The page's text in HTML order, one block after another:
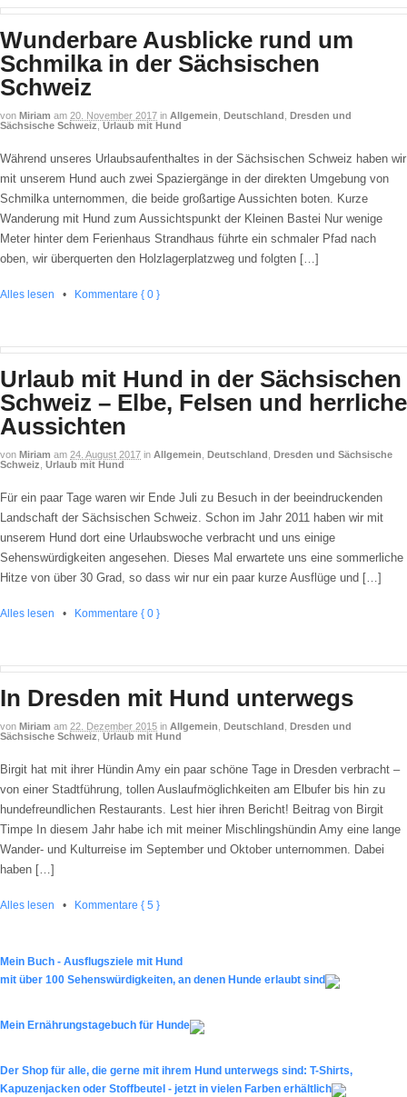
Wunderbare Ausblicke rund um
Schmilka in der Sächsischen
Schweiz
von Miriam am 20. November 2017 in Allgemein Deutschland Dresden und
Sächsische Schweiz Urlaub mit Hund
Während unseres Urlaubsaufenthaltes in der Sächsischen Schweiz haben wir
mit unserem Hund auch zwei Spaziergänge in der direkten Umgebung von
Schmilka unternommen, die beide großartige Aussichten boten. Kurze
Wanderung mit Hund zum Aussichtspunkt der Kleinen Bastei Nur wenige
Meter hinter dem Ferienhaus Strandhaus führte ein schmaler Pfad nach
oben, wir überquerten den Holzlagerplatzweg und folgten […]
Alles lesen • Kommentare { 0 }
Urlaub mit Hund in der Sächsischen
Schweiz – Elbe, Felsen und herrliche
Aussichten
von Miriam am 24. August 2017 in Allgemein Deutschland Dresden und Sächsische
Schweiz Urlaub mit Hund
Für ein paar Tage waren wir Ende Juli zu Besuch in der beeindruckenden
Landschaft der Sächsischen Schweiz. Schon im Jahr 2011 haben wir mit
unserem Hund dort eine Urlaubswoche verbracht und uns einige
Sehenswürdigkeiten angesehen. Dieses Mal erwartete uns eine sommerliche
Hitze von über 30 Grad, so dass wir nur ein paar kurze Ausflüge und […]
Alles lesen • Kommentare { 0 }
In Dresden mit Hund unterwegs
von Miriam am 22. Dezember 2015 in Allgemein Deutschland Dresden und
Sächsische Schweiz Urlaub mit Hund
Birgit hat mit ihrer Hündin Amy ein paar schöne Tage in Dresden verbracht –
von einer Stadtführung, tollen Auslaufmöglichkeiten am Elbufer bis hin zu
hundefreundlichen Restaurants. Lest hier ihren Bericht! Beitrag von Birgit
Timpe In diesem Jahr habe ich mit meiner Mischlingshündin Amy eine lange
Wander- und Kulturreise im September und Oktober unternommen. Dabei
haben […]
Alles lesen • Kommentare { 5 }
Mein Buch - Ausflugsziele mit Hund
mit über 100 Sehenswürdigkeiten, an denen Hunde erlaubt sind
Mein Ernährungstagebuch für Hunde
Der Shop für alle, die gerne mit ihrem Hund unterwegs sind: T-Shirts,
Kapuzenjacken oder Stoffbeutel - jetzt in vielen Farben erhältlich